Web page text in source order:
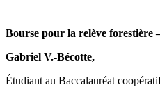
Bourse pour la relève forestière
Gabriel V.-Bécotte,
Étudiant au Baccalauréat